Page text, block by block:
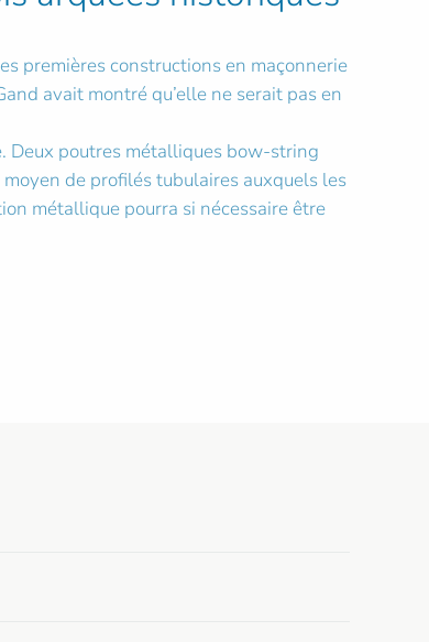
premières constructions en maçonnerie
avait montré qu’elle ne serait pas en
Deux poutres métalliques bow-string
de profilés tubulaires auxquels les
métallique pourra si nécessaire être